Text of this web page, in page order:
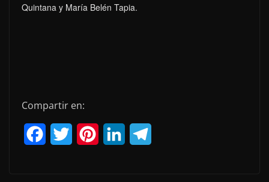
Quintana y María Belén Tapia.
Compartir en: